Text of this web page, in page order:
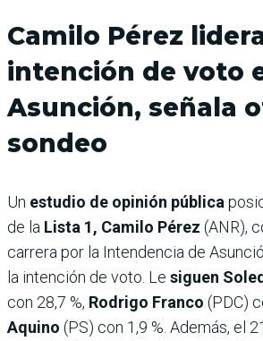
Camilo Pérez
intención de voto
Asunción, señala
sondeo
Un estudio de opinión pública
de la Lista 1, Camilo Pérez (ANR),
carrera por la Intendencia de
la intención de voto. Le siguen
con 28,7 %, Rodrigo Franco (PDC)
Aquino (PS) con 1,9 %. Además, el